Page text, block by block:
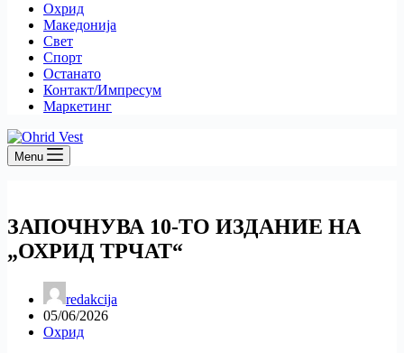
Охрид
Македонија
Свет
Спорт
Останато
Контакт/Импресум
Маркетинг
Menu
ЗАПОЧНУВА 10-ТО ИЗДАНИЕ НА
„ОХРИД ТРЧАТ“
redakcija
05/06/2026
Охрид